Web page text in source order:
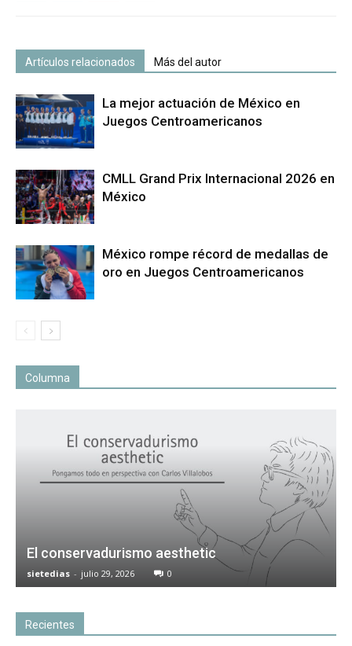
Artículos relacionados Más del autor
La mejor actuación de México en
Juegos Centroamericanos
CMLL Grand Prix Internacional 2026 en
México
México rompe récord de medallas de
oro en Juegos Centroamericanos
Columna
El conservadurismo aesthetic
sietedias - julio 29, 2026 0
Recientes